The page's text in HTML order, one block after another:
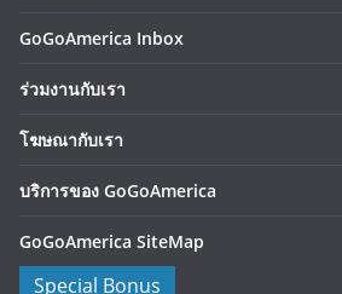
GoGoAmerica Inbox
ร่วมงานกับเรา
โฆษณากับเรา
บริการของ GoGoAmerica
GoGoAmerica SiteMap
Special Bonus